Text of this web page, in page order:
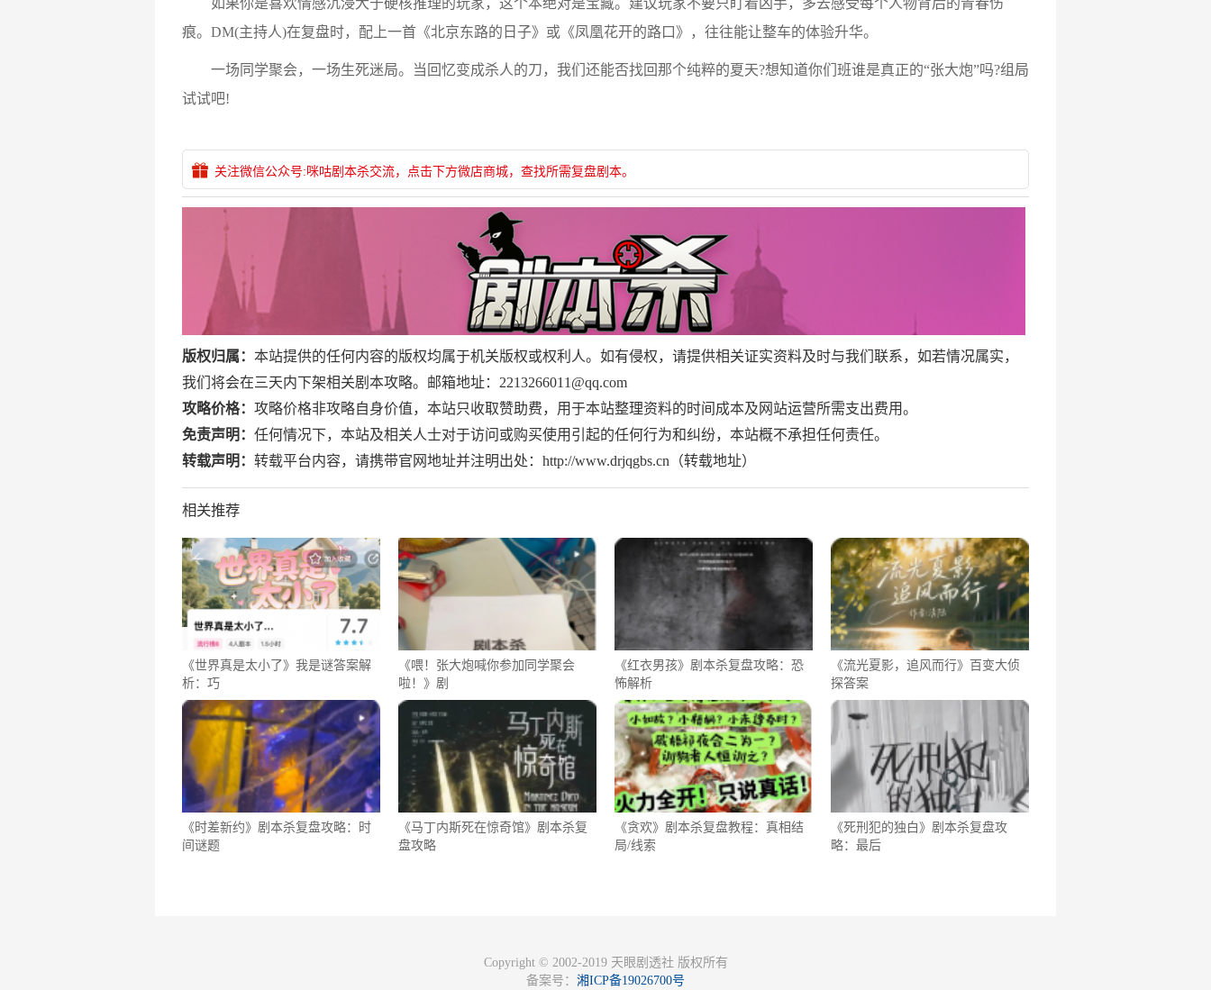
痕。DM(主持人)在复盘时，配上一首《北京东路的日子》或《凤凰花开的路口》，往往能让整车的体验升华。
一场同学聚会，一场生死迷局。当回忆变成杀人的刀，我们还能否找回那个纯粹的夏天?想知道你们班谁是真正的“张大炮”吗?组局
试试吧!
关注微信公众号:咪咕剧本杀交流，点击下方微店商城，查找所需复盘剧本。
版权归属： 本站提供的任何内容的版权均属于机关版权或权利人。如有侵权，请提供相关证实资料及时与我们联系，如若情况属实，
我们将会在三天内下架相关剧本攻略。邮箱地址：2213266011@qq.com
攻略价格： 攻略价格非攻略自身价值，本站只收取赞助费，用于本站整理资料的时间成本及网站运营所需支出费用。
免责声明： 任何情况下，本站及相关人士对于访问或购买使用引起的任何行为和纠纷，本站概不承担任何责任。
转载声明： 转载平台内容，请携带官网地址并注明出处：http://www.drjqgbs.cn（转载地址）
相关推荐
《世界真是太小了》我是谜答案解
析：巧
《喂！张大炮喊你参加同学聚会
啦！》剧
《红衣男孩》剧本杀复盘攻略：恐
怖解析
《流光夏影，追风而行》百变大侦
探答案
《时差新约》剧本杀复盘攻略：时
间谜题
《马丁内斯死在惊奇馆》剧本杀复
盘攻略
《贪欢》剧本杀复盘教程：真相结
局/线索
《死刑犯的独白》剧本杀复盘攻
略：最后
Copyright © 2002-2019 天眼剧透社 版权所有
备案号： 湘ICP备19026700号